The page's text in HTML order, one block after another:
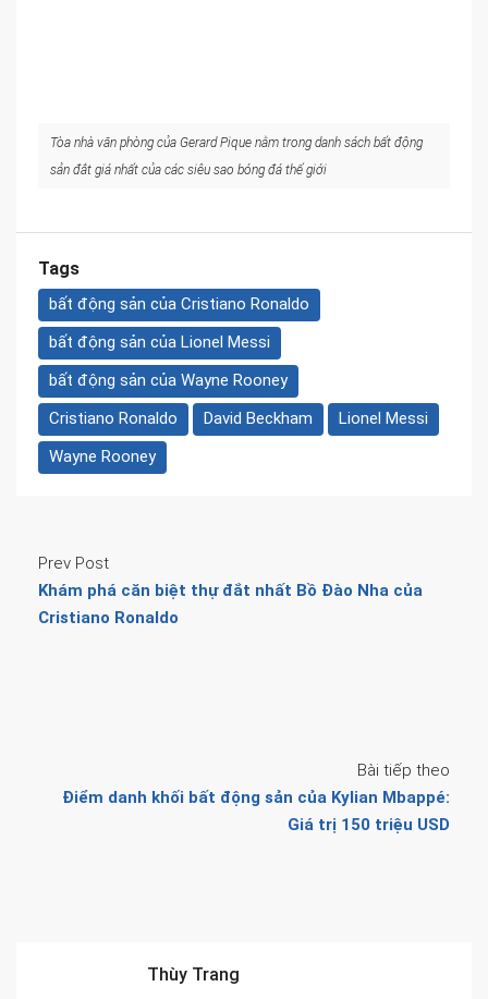
Tòa nhà văn phòng của Gerard Pique nằm trong danh sách bất động
sản đắt giá nhất của các siêu sao bóng đá thế giới
Tags
bất động sản của Cristiano Ronaldo
bất động sản của Lionel Messi
bất động sản của Wayne Rooney
Cristiano Ronaldo
David Beckham
Lionel Messi
Wayne Rooney
Prev Post
Khám phá căn biệt thự đắt nhất Bồ Đào Nha của
Cristiano Ronaldo
Bài tiếp theo
Điểm danh khối bất động sản của Kylian Mbappé:
Giá trị 150 triệu USD
Thùy Trang